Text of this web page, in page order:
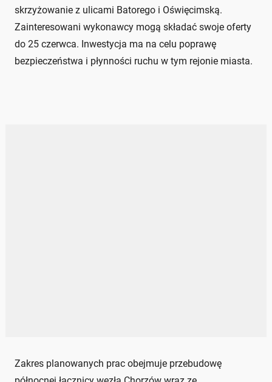
skrzyżowanie z ulicami Batorego i Oświęcimską.
Zainteresowani wykonawcy mogą składać swoje oferty
do 25 czerwca. Inwestycja ma na celu poprawę
bezpieczeństwa i płynności ruchu w tym rejonie miasta.
Zakres planowanych prac obejmuje przebudowę